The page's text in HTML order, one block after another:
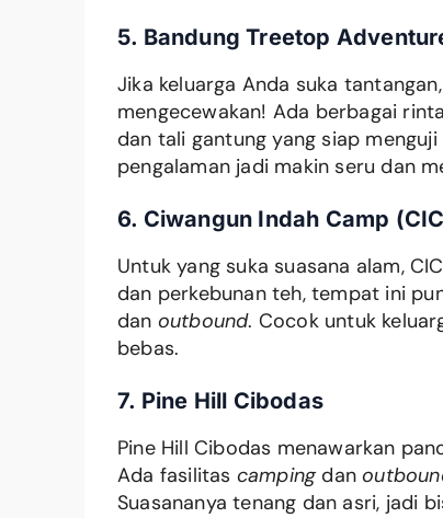
5. Bandung Treetop
Jika keluarga Anda suka
mengecewakan! Ada berbagai
dan tali gantung yang siap
pengalaman jadi makin seru dan
6. Ciwangun Indah Camp
Untuk yang suka suasana alam,
dan perkebunan teh, tempat ini
dan outbound. Cocok untuk
bebas.
7. Pine Hill Cibodas
Pine Hill Cibodas menawarkan
Ada fasilitas campingdan
Suasananya tenang dan asri, jadi